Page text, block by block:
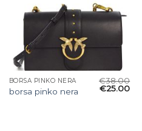
BORSA PINKO NERA
borsa pinko nera
€38.00
€25.00